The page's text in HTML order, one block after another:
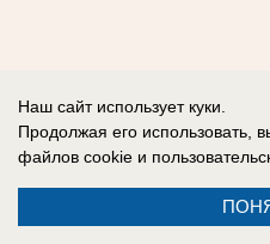
Наш сайт использует куки.
Продолжая его использовать,
файлов cookie и